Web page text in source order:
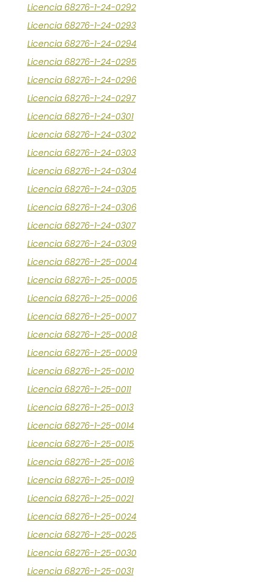
Licencia 68276-1-24-0292
Licencia 68276-1-24-0293
Licencia 68276-1-24-0294
Licencia 68276-1-24-0295
Licencia 68276-1-24-0296
Licencia 68276-1-24-0297
Licencia 68276-1-24-0301
Licencia 68276-1-24-0302
Licencia 68276-1-24-0303
Licencia 68276-1-24-0304
Licencia 68276-1-24-0305
Licencia 68276-1-24-0306
Licencia 68276-1-24-0307
Licencia 68276-1-24-0309
Licencia 68276-1-25-0004
Licencia 68276-1-25-0005
Licencia 68276-1-25-0006
Licencia 68276-1-25-0007
Licencia 68276-1-25-0008
Licencia 68276-1-25-0009
Licencia 68276-1-25-0010
Licencia 68276-1-25-0011
Licencia 68276-1-25-0013
Licencia 68276-1-25-0014
Licencia 68276-1-25-0015
Licencia 68276-1-25-0016
Licencia 68276-1-25-0019
Licencia 68276-1-25-0021
Licencia 68276-1-25-0024
Licencia 68276-1-25-0025
Licencia 68276-1-25-0030
Licencia 68276-1-25-0031